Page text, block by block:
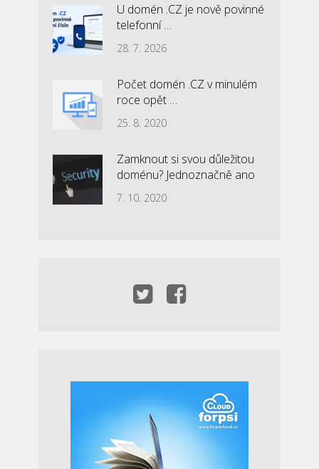
U domén .CZ je nově povinné
telefonní …
28. 7. 2026
Počet domén .CZ v minulém
roce opět …
25. 8. 2020
Zamknout si svou důležitou
doménu? Jednoznačně ano
7. 10. 2020